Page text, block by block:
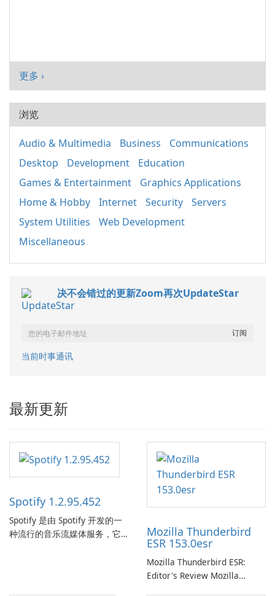
更多 ›
浏览
Audio & Multimedia Business
Communications
Desktop
Development
Education
Games & Entertainment
Graphics Applications
Home & Hobby
Internet Security
Servers
System Utilities
Web Development
Miscellaneous
决不会错过的更新Zoom再次UpdateStar
当前时事通讯
最新更新
Spotify 1.2.95.452
Spotify 是由 Spotify 开发的一
种流行的音乐流媒体服务，它
Mozilla Thunderbird
ESR 153.0esr
Mozilla Thunderbird ESR:
Editor's Review Mozilla